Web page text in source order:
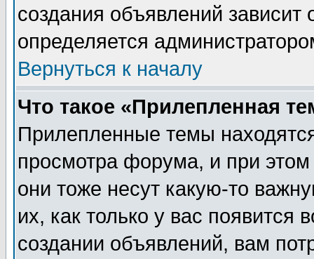
создания объявлений зависит
определяется
Вернуться к началу
Что такое «Прилепленная
Прилепленные темы
просмотра форума, и при
они тоже несут какую-то
их, как только у вас появится
создании объявлений, вам